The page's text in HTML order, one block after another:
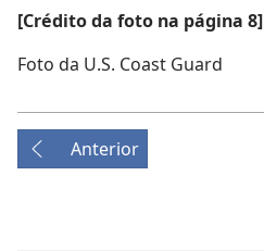
[Crédito da foto na página 8]
Foto da U.S. Coast Guard
Anterior